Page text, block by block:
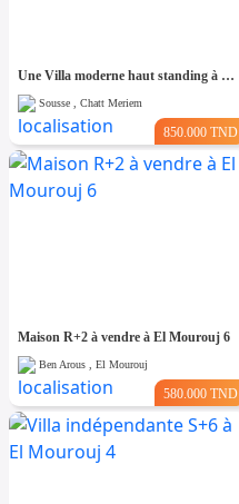
Une Villa moderne haut standing à Chatt Mariem Sousse Vue mer
Sousse , Chatt Meriem
850.000 TND
Maison R+2 à vendre à El Mourouj 6
Ben Arous , El Mourouj
580.000 TND